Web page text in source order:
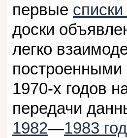
первые
доски
легко
построенными
1970-х годов
передачи
1982—1983